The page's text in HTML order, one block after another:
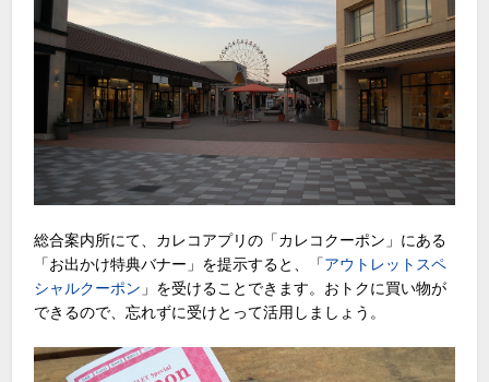
総合案内所にて、カレコアプリの「カレコクーポン」にある
「お出かけ特典バナー」を提示すると、「アウトレットスペ
シャルクーポン 」を受けることできます。おトクに買い物が
できるので、忘れずに受けとって活用しましょう。